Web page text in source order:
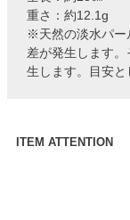
重さ：約12.1g
※天然の淡水パー
差が発生します
生します。目安と
ITEM ATTENTION